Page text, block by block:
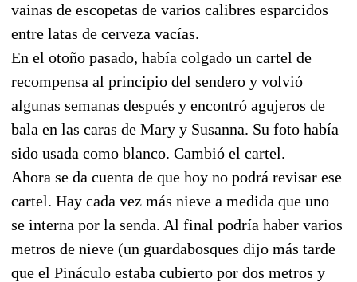
vainas de escopetas de varios calibres esparcidos
entre latas de cerveza vacías.
En el otoño pasado, había colgado un cartel de
recompensa al principio del sendero y volvió
algunas semanas después y encontró agujeros de
bala en las caras de Mary y Susanna. Su foto había
sido usada como blanco. Cambió el cartel.
Ahora se da cuenta de que hoy no podrá revisar ese
cartel. Hay cada vez más nieve a medida que uno
se interna por la senda. Al final podría haber varios
metros de nieve (un guardabosques dijo más tarde
que el Pináculo estaba cubierto por dos metros y